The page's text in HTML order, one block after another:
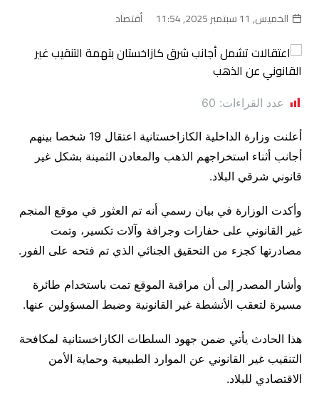
الخميس, 11 سبتمبر 2025, 11:54 أقتصاد
عدد القراءات: 60
أعلنت وزارة الداخلية الكازاخستانية اعتقال 19 شخصا بينهم
أجانب أثناء استخراجهم الذهب والمعادن الثمينة بشكل غير
قانوني شرقي البلاد.
وأكدت الوزارة في بيان رسمي أنه تم العثور في موقع المنجم
غير القانوني على حفارات وجرافة وآلات تكسير، وتمت
مصادرتها كجزء من التحقيق الجنائي الذي تم فتحه على الفور.
وأشار المصدر إلى أن مراقبة الموقع تمت باستخدام طائرة
مسيرة لتعقب الأنشطة غير القانونية وضبط المسؤولين عنها.
هذا الحادث يأتي ضمن جهود السلطات الكازاخستانية لمكافحة
التنقيب غير القانوني عن الموارد الطبيعية وحماية الأمن
الاقتصادي للبلاد.